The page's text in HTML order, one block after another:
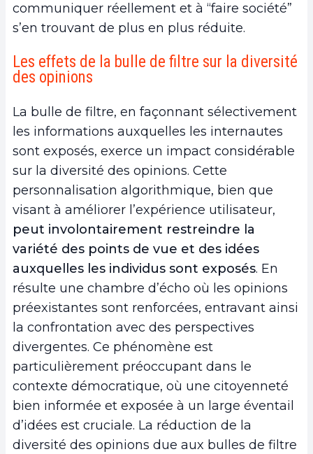
communiquer réellement et à “faire société”
s’en trouvant de plus en plus réduite.
Les effets de la bulle de filtre sur la diversité
des opinions
La bulle de filtre, en façonnant sélectivement
les informations auxquelles les internautes
sont exposés, exerce un impact considérable
sur la diversité des opinions. Cette
personnalisation algorithmique, bien que
visant à améliorer l’expérience utilisateur,
peut involontairement restreindre la
variété des points de vue et des idées
auxquelles les individus sont exposés. En
résulte une chambre d’écho où les opinions
préexistantes sont renforcées, entravant ainsi
la confrontation avec des perspectives
divergentes. Ce phénomène est
particulièrement préoccupant dans le
contexte démocratique, où une citoyenneté
bien informée et exposée à un large éventail
d’idées est cruciale. La réduction de la
diversité des opinions due aux bulles de filtre